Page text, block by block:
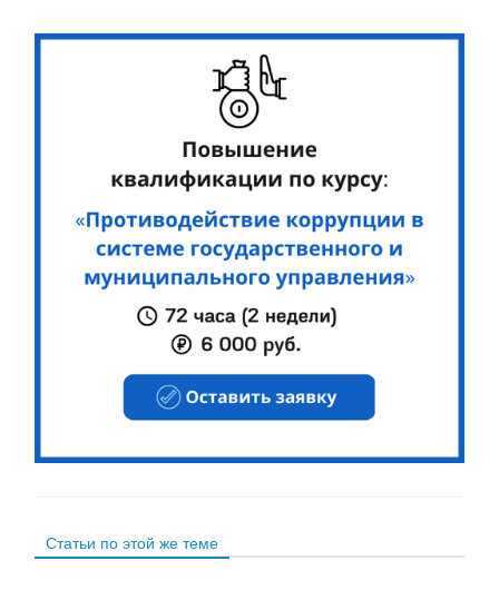
Статьи по этой же теме